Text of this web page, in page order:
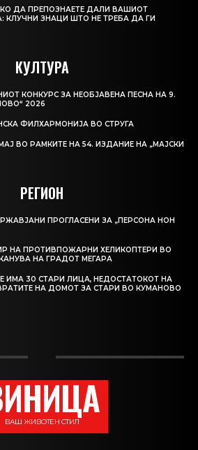
ДА ПРЕПОЗНАЕТЕ ДАЛИ ВАШИОТ
КЛУЧНИ ЗНАЦИ ШТО НЕ ТРЕБА ДА ГИ
КУЛТУРА
КОНКУРС ЗА НЕОБЈАВЕНА ПЕСНА НА 9.
2026
ФИЛХАРМОНИЈА ВО СТРУГА
ВО РАМКИТЕ НА 54. ИЗДАНИЕ НА „МАЈСКИ
РЕГИОН
ПРОГЛАСЕНИ ЗА „ПЕРСОНА НОН
НА ПРОТИВПОЖАРНИ ХЕЛИКОПТЕРИ ВО
НА ГРАДОТ МЕГАРА
ИМА 30 СТАРИ ЛИЦА, НЕДОСТАТОКОТ НА
НА ДОМОТ ЗА СТАРИ ВО КУМАНОВО
ВАШ ЖИВОТЕН СТИЛ